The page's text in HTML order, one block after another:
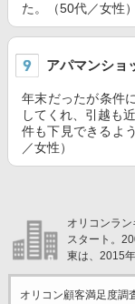
た。（50代／女性）
アパマンショ
年末だったが条件
してくれ、引越も
件も下見できるよ
／女性）
オリコンラ
スタート。
東は、2015
オリコン顧客満足度調